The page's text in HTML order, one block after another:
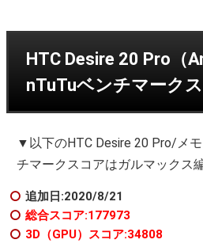
HTC Desire 20 Pro（
nTuTuベンチマーク
▼以下のHTC Desire 20 Pro/メ
チマークスコアはガルマックス
追加日:2020/8/21
総合スコア:177973
3D（GPU）スコア:34808